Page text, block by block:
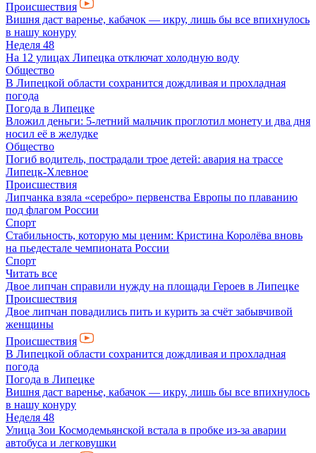
Происшествия
Вишня даст варенье, кабачок — икру, лишь бы все впихнулось
в нашу конуру
Неделя 48
На 12 улицах Липецка отключат холодную воду
Общество
В Липецкой области сохранится дождливая и прохладная
погода
Погода в Липецке
Вложил деньги: 5-летний мальчик проглотил монету и два дня
носил её в желудке
Общество
Погиб водитель, пострадали трое детей: авария на трассе
Липецк-Хлевное
Происшествия
Липчанка взяла «серебро» первенства Европы по плаванию
под флагом России
Спорт
Стабильность, которую мы ценим: Кристина Королёва вновь
на пьедестале чемпионата России
Спорт
Читать все
Двое липчан справили нужду на площади Героев в Липецке
Происшествия
Двое липчан повадились пить и курить за счёт забывчивой
женщины
Происшествия
В Липецкой области сохранится дождливая и прохладная
погода
Погода в Липецке
Вишня даст варенье, кабачок — икру, лишь бы все впихнулось
в нашу конуру
Неделя 48
Улица Зои Космодемьянской встала в пробке из-за аварии
автобуса и легковушки